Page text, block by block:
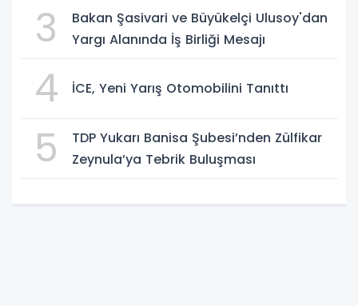
3
Bakan Şasivari ve Büyükelçi Ulusoy'dan
Yargı Alanında İş Birliği Mesajı
4 İCE, Yeni Yarış Otomobilini Tanıttı
5
TDP Yukarı Banisa Şubesi’nden Zülfikar
Zeynula’ya Tebrik Buluşması